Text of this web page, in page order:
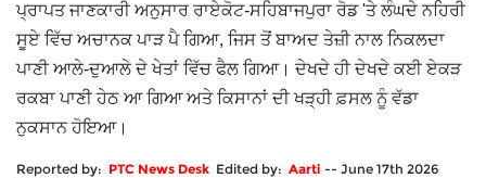
ਪ੍ਰਾਪਤ ਜਾਣਕਾਰੀ ਅਨੁਸਾਰ ਰਾਏਕੋਟ-ਸਹਿਬਾਜਪੁਰਾ ਰੋਡ 'ਤੇ ਲੰਘਦੇ ਨਹਿਰੀ
ਸੂਏ ਵਿੱਚ ਅਚਾਨਕ ਪਾੜ ਪੈ ਗਿਆ, ਜਿਸ ਤੋਂ ਬਾਅਦ ਤੇਜ਼ੀ ਨਾਲ ਨਿਕਲਦਾ
ਪਾਣੀ ਆਲੇ-ਦੁਆਲੇ ਦੇ ਖੇਤਾਂ ਵਿੱਚ ਫੈਲ ਗਿਆ। ਦੇਖਦੇ ਹੀ ਦੇਖਦੇ ਕਈ ਏਕੜ
ਰਕਬਾ ਪਾਣੀ ਹੇਠ ਆ ਗਿਆ ਅਤੇ ਕਿਸਾਨਾਂ ਦੀ ਖੜ੍ਹੀ ਫ਼ਸਲ ਨੂੰ ਵੱਡਾ
ਨੁਕਸਾਨ ਹੋਇਆ।
Reported by: PTC News Desk Edited by: Aarti -- June 17th 2026